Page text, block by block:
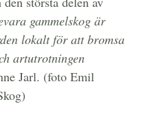
gammelskog är
lokalt för att bromsa
artutrotningen
Jarl. (foto Emil